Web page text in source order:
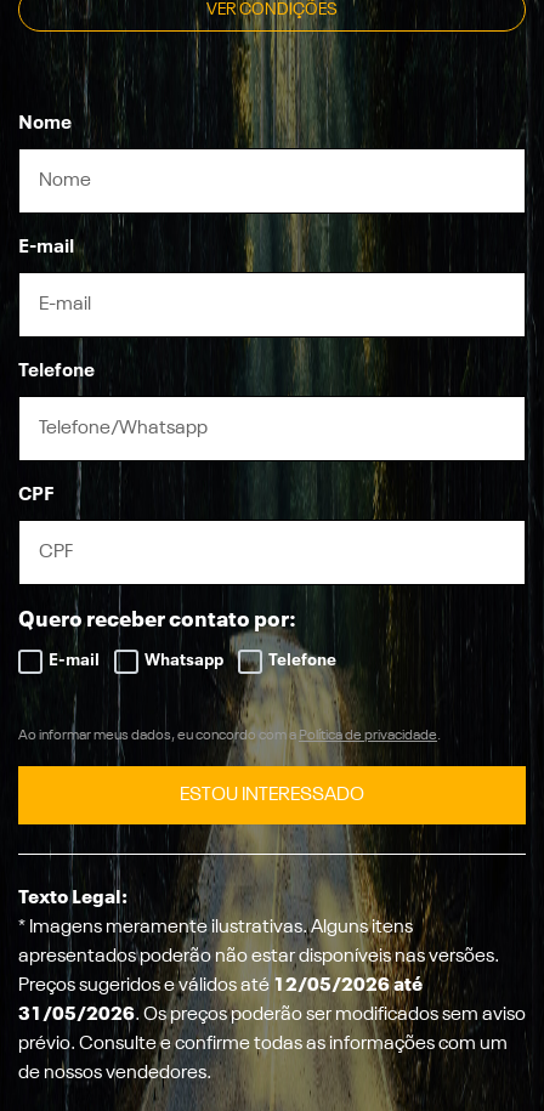
VER CONDIÇÕES
Nome
E-mail
Telefone
CPF
Quero receber contato por:
E-mail Whatsapp Telefone
Ao informar meus dados, eu concordo com a Política de privacidade.
ESTOU INTERESSADO
Texto Legal:
* Imagens meramente ilustrativas. Alguns itens
apresentados poderão não estar disponíveis nas versões.
Preços sugeridos e válidos até12/05/2026 até
31/05/2026. Os preços poderão ser modificados sem aviso
prévio. Consulte e confirme todas as informações com um
de nossos vendedores.